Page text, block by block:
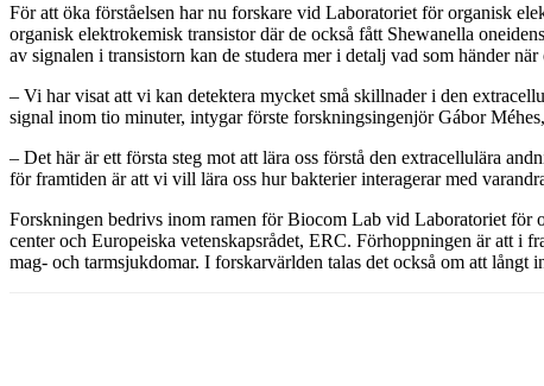
För att öka förståelsen har nu forskare vid Laboratoriet för organisk
organisk elektrokemisk transistor där de också fått Shewanella
av signalen i transistorn kan de studera mer i detalj vad som händer
– Vi har visat att vi kan detektera mycket små skillnader i den
signal inom tio minuter, intygar förste forskningsingenjör Gábor
– Det här är ett första steg mot att lära oss förstå den extracellulära
för framtiden är att vi vill lära oss hur bakterier interagerar med
Forskningen bedrivs inom ramen för Biocom Lab vid Laboratoriet för
center och Europeiska vetenskapsrådet, ERC. Förhoppningen är att i
mag- och tarmsjukdomar. I forskarvärlden talas det också om att